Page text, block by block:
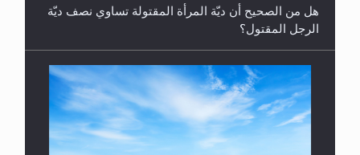
الرجل المقتول؟